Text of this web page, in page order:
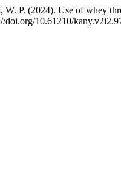
P. (2024). Use of whey
doi.org/10.61210/